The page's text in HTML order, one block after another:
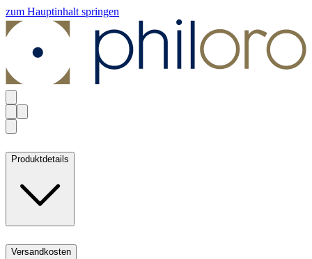
zum Hauptinhalt springen
Produktdetails
Versandkosten